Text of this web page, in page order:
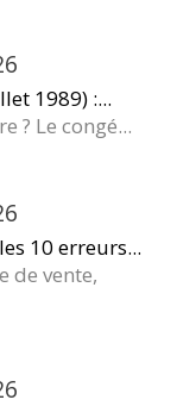
1989) :...
? Le congé...
10 erreurs...
de vente,